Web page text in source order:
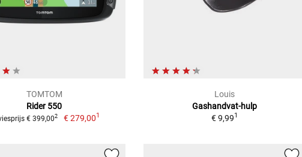
TOMTOM
Rider 550
€ 399,002 € 279,001
Louis
Gashandvat-hulp
€ 9,991